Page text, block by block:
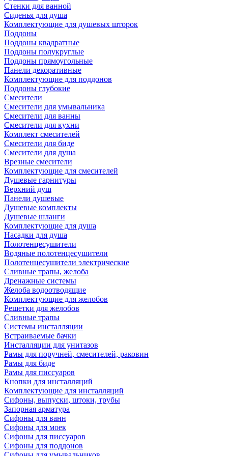
Стенки для ванной
Сиденья для душа
Комплектующие для душевых шторок
Поддоны
Поддоны квадратные
Поддоны полукруглые
Поддоны прямоугольные
Панели декоративные
Комплектующие для поддонов
Поддоны глубокие
Смесители
Смесители для умывальника
Смесители для ванны
Смесители для кухни
Комплект смесителей
Смесители для биде
Смесители для душа
Врезные смесители
Комплектующие для смесителей
Душевые гарнитуры
Верхний душ
Панели душевые
Душевые комплекты
Душевые шланги
Комплектующие для душа
Насадки для душа
Полотенцесушители
Водяные полотенцесушители
Полотенцесушители электрические
Сливные трапы, желоба
Дренажные системы
Желоба водоотводящие
Комплектующие для желобов
Решетки для желобов
Сливные трапы
Системы инсталляции
Встраиваемые бачки
Инсталляции для унитазов
Рамы для поручней, смесителей, раковин
Рамы для биде
Рамы для писсуаров
Кнопки для инсталляций
Комплектующие для инсталляций
Сифоны, выпуски, штоки, трубы
Запорная арматура
Сифоны для ванн
Сифоны для моек
Сифоны для писсуаров
Сифоны для поддонов